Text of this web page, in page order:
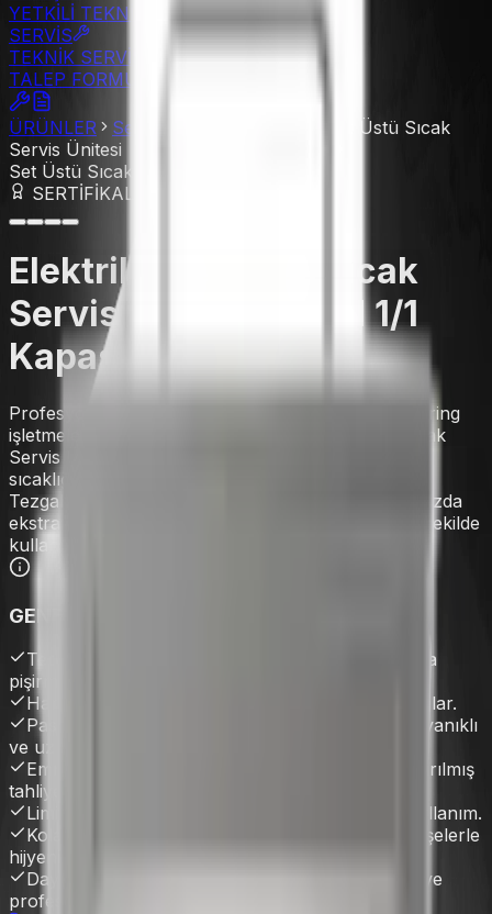
YETKİLİ TEKNİK
SERVİS
TEKNİK SERVİS
TALEP FORMU
ÜRÜNLER Servis Hattı - Tezgahlar
Set Üstü Sıcak
Servis Ünitesi
Set Üstü Sıcak Servis Ünitesi
SERTİFİKALI ÜRÜN
Elektrikli Set Üstü Sıcak
Servis Ünitesi - 2 GN 1/1
Kapasiteli (85 cm)
Profesyonel mutfaklar, restoranlar, oteller ve catering
işletmeleri için özel olarak tasarlanan Set Üstü Sıcak
Servis Ünitesi, sıcak yemeklerinizi ideal servis
sıcaklığında ve ilk anki tazeliğinde tutmanızı sağlar.
Tezgah üstü kompakt tasarımı sayesinde mutfağınızda
ekstra alan kaplamadan servis hattınızı en verimli şekilde
kullanmanıza olanak tanır.
GENEL ÖZELLİKLER
Termostatik ısı kontrolü sayesinde sabit sıcaklıkta
pişirme imkânı.
Hareketli ısıtıcı sistemi, kolay ve hızlı temizlik sağlar.
Paslanmaz çelik fritöz sepetleri, yüksek ısıya dayanıklı
ve uzun ömürlü.
Emniyetli yağ tahliyesi için ön kısıma konumlandırılmış
tahliye musluğu.
Limit termostat ile aşırı ısınmaya karşı güvenli kullanım.
Kolay temizlenebilir iç hazne ve yuvarlatılmış köşelerle
hijyenik tasarım.
Dayanıklı paslanmaz çelik gövde, uzun ömürlü ve
profesyonel kullanım için tasarlandı.